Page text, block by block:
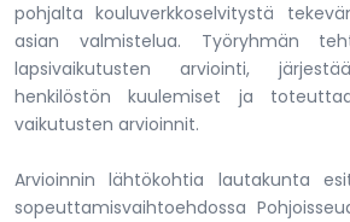
pohjalta kouluverkkoselvitystä
asian valmistelua. Työryhmän
lapsivaikutusten arviointi,
henkilöstön kuulemiset ja
vaikutusten arvioinnit.
Arvioinnin lähtökohtia lautakunta
sopeuttamisvaihtoehdossa